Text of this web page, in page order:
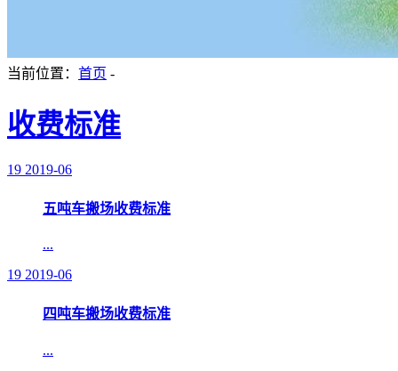
当前位置： 首页 -
收费标准
19 2019-06
五吨车搬场收费标准
...
19 2019-06
四吨车搬场收费标准
...